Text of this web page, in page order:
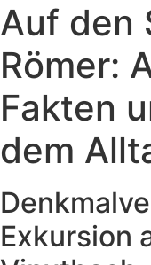
Auf den
Römer:
Fakten
dem
Exkursion